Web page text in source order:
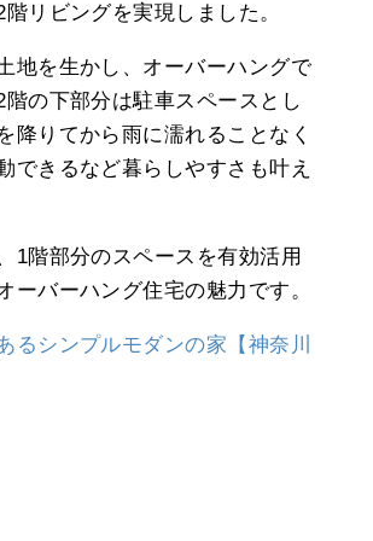
リビングを実現しました。
地を生かし、オーバーハングで
階の下部分は駐車スペースとし
降りてから雨に濡れることなく
できるなど暮らしやすさも叶え
1階部分のスペースを有効活用
ーバーハング住宅の魅力です。
るシンプルモダンの家【神奈川